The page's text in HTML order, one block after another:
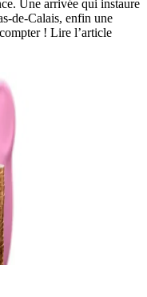
Une arrivée qui instaure
de-Calais, enfin une
! Lire l’article